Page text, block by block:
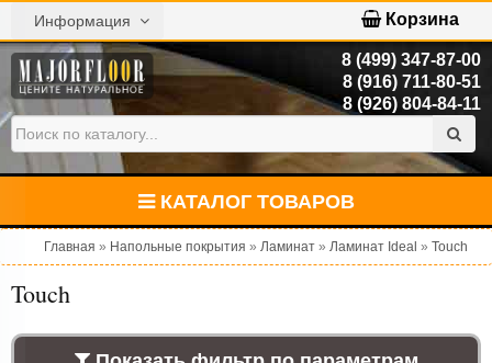
Информация Корзина
8 (499) 347-87-00
8 (916) 711-80-51
8 (926) 804-84-11
КАТАЛОГ ТОВАРОВ
Главная » Напольные покрытия » Ламинат » Ламинат Ideal » Touch
Touch